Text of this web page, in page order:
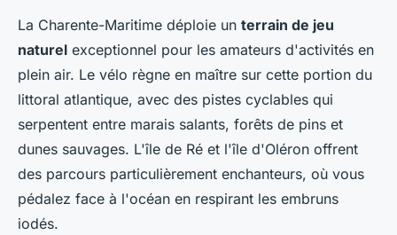
La Charente-Maritime déploie un terrain de jeu
naturel exceptionnel pour les amateurs d'activités en
plein air. Le vélo règne en maître sur cette portion du
littoral atlantique, avec des pistes cyclables qui
serpentent entre marais salants, forêts de pins et
dunes sauvages. L'île de Ré et l'île d'Oléron offrent
des parcours particulièrement enchanteurs, où vous
pédalez face à l'océan en respirant les embruns
iodés.